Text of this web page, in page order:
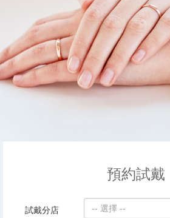
預約試戴
試戴分店 -- 選擇 --